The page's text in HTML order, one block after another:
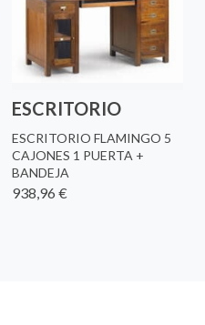
ESCRITORIO
ESCRITORIO FLAMINGO 5
CAJONES 1 PUERTA +
BANDEJA
938,96 €